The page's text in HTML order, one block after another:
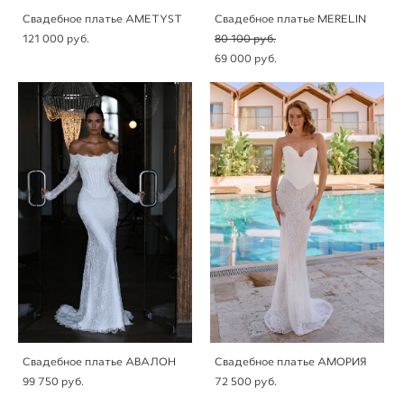
Свадебное платье AMETYST
121 000 pуб.
Свадебное платье MERELIN
80 100 pуб.
69 000 pуб.
Свадебное платье АВАЛОН
99 750 pуб.
Свадебное платье АМОРИЯ
72 500 pуб.